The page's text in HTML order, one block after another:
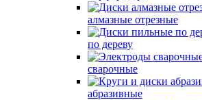
алмазные отрезные
по дереву
сварочные
абразивные